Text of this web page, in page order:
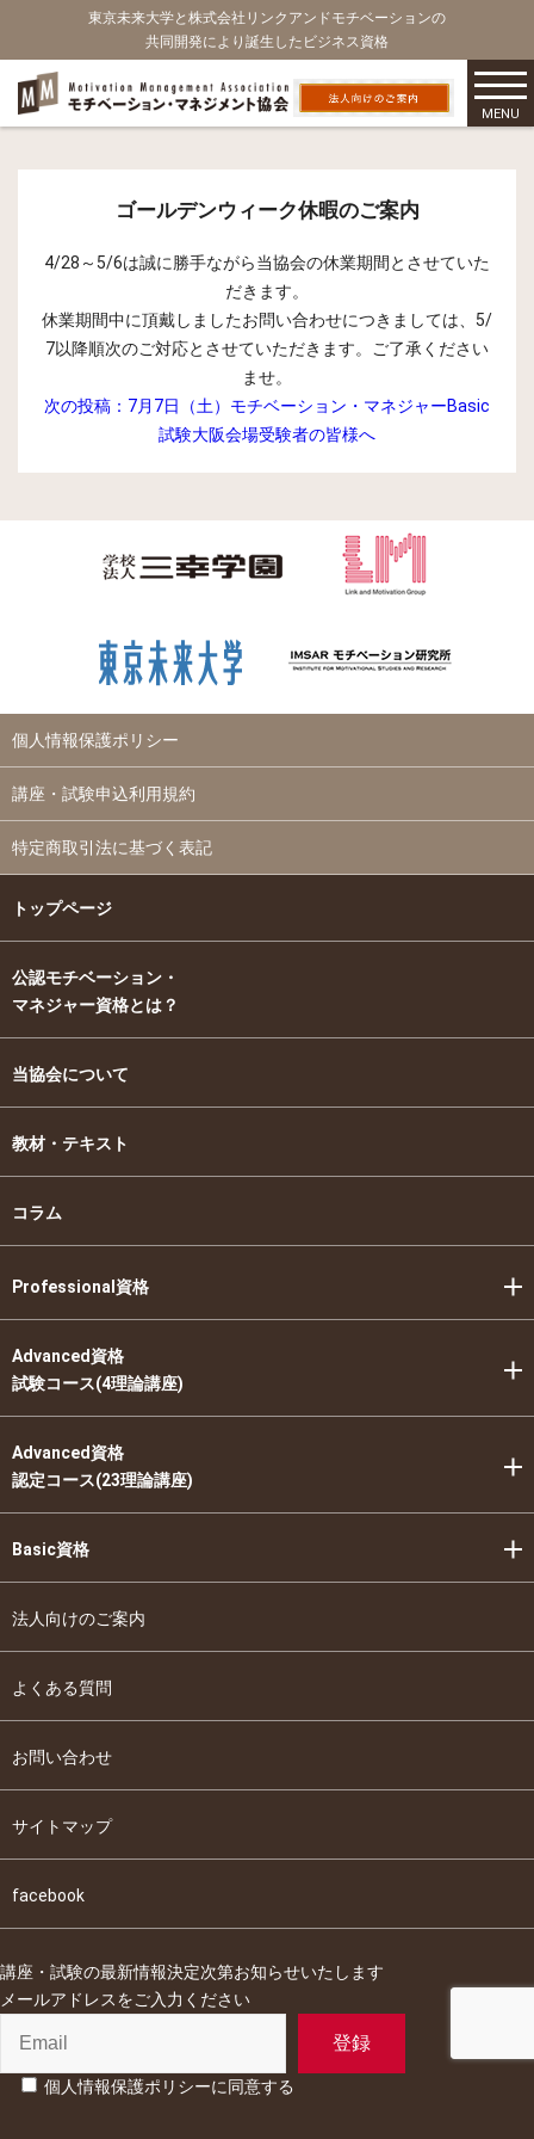
東京未来大学と株式会社リンクアンドモチベーションの
共同開発により誕生したビジネス資格
MENU
ゴールデンウィーク休暇のご案内
4/28～5/6は誠に勝手ながら当協会の休業期間とさせていた
だきます。
休業期間中に頂戴しましたお問い合わせにつきましては、5/
7以降順次のご対応とさせていただきます。ご了承ください
ませ。
次の投稿： 7月7日（土）モチベーション・マネジャーBasic
試験大阪会場受験者の皆様へ
個人情報保護ポリシー
講座・試験申込利用規約
特定商取引法に基づく表記
トップページ
公認モチベーション・
マネジャー資格とは？
当協会について
教材・テキスト
コラム
Professional資格
Advanced資格
試験コース(4理論講座)
Advanced資格
認定コース(23理論講座)
Basic資格
法人向けのご案内
よくある質問
お問い合わせ
サイトマップ
facebook
講座・試験の最新情報決定次第お知らせいたします
メールアドレスをご入力ください
個人情報保護ポリシーに同意する